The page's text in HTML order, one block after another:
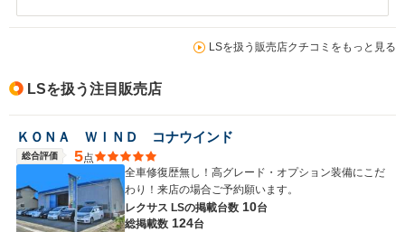
LSを扱う販売店クチコミをもっと見る
LSを扱う注目販売店
ＫＯＮＡ ＷＩＮＤ コナウインド
総合評価 5点
全車修復歴無し！高グレード・オプション装備にこだ
わり！来店の場合ご予約願います。
レクサス LSの掲載台数 10台
総掲載数 124台